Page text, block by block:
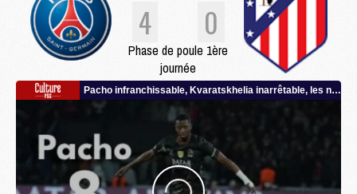
4 0
Phase de poule 1ère
journée